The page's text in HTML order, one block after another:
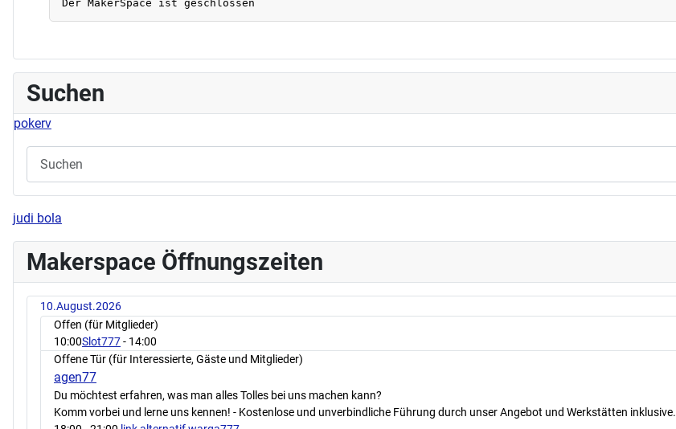
Suchen
pokerv
judi bola
Makerspace Öffnungszeiten
10.August.2026
Offen (für Mitglieder)
10:00Slot777- 14:00
Offene Tür (für Interessierte, Gäste und Mitglieder)
agen77
Du möchtest erfahren, was man alles Tolles bei uns machen kann?
Komm vorbei und lerne uns kennen! - Kostenlose und unverbindliche Führung durch unser Angebot und Werkstätten inklusive.